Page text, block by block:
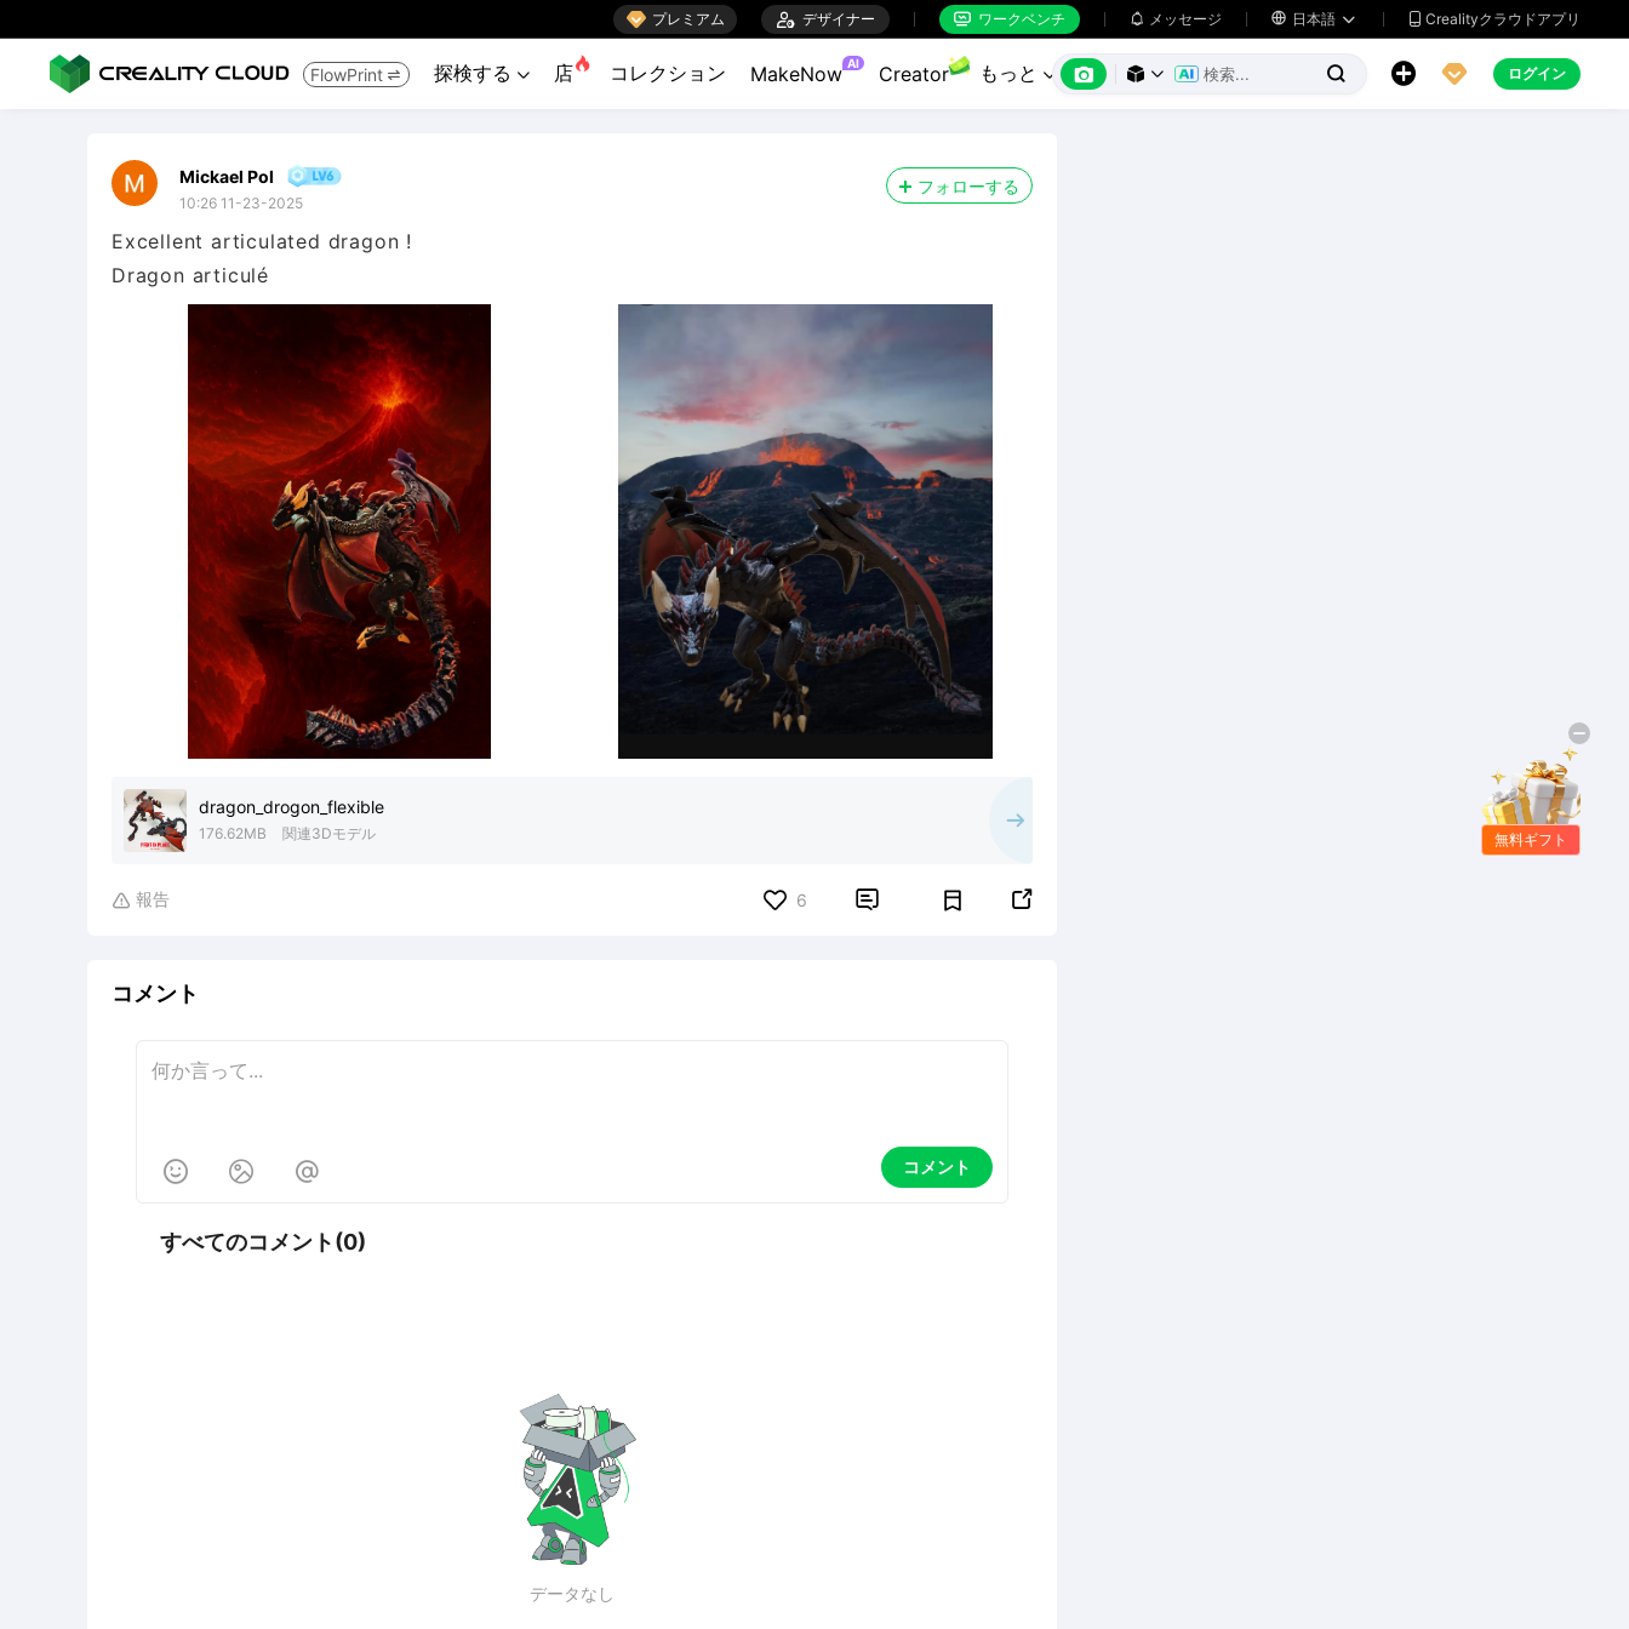
 プレミアム  デザイナー  ワークベンチ  メッセージ  日本語   Crealityクラウドアプリ
FlowPrint  探検する  店 コレクション MakeNow AI Creator もっと        ログイン
Mickael Pol
10:26 11-23-2025
フォローする
Excellent articulated dragon !
Dragon articulé
dragon_drogon_flexible
176.62MB 関連3Dモデル
 報告 6  
コメント
   コメント
すべてのコメント(0)
データなし
無料ギフト